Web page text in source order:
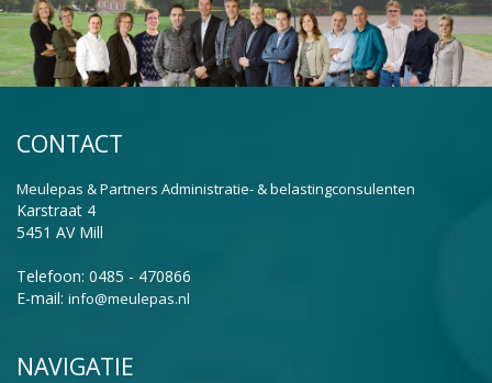
CONTACT
Meulepas & Partners Administratie- & belastingconsulenten
Karstraat 4
5451 AV Mill
Telefoon: 0485 - 470866
E-mail: info@meulepas.nl
NAVIGATIE